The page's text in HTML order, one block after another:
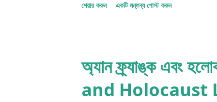
এবং এমন একটা আশ্চর্য্য রুটে ভ্রমণ করে।
সেখানে কাল, এই সময়ের মাপ যেন কেউ
শেয়ার করুন একটি মন্তব্য পোস্ট করুন
অ্যান ফ্র্যাঙ্ক এবং
and